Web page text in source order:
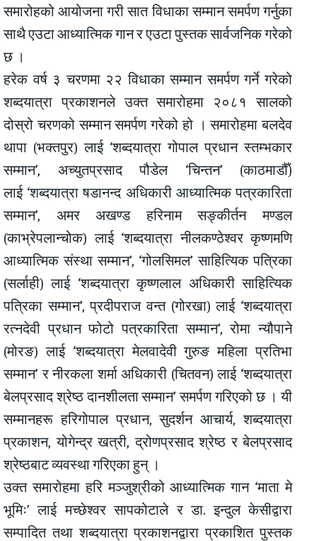
समारोहको आयोजना गरी सात विधाका सम्मान समर्पण गर्नुका
साथै एउटा आध्यात्मिक गान र एउटा पुस्तक सार्वजनिक गरेको
छ ।
हरेक वर्ष ३ चरणमा २२ विधाका सम्मान समर्पण गर्ने गरेको
शब्दयात्रा प्रकाशनले उक्त समारोहमा २०८१ सालको
दोस्रो चरणको सम्मान समर्पण गरेको हो । समारोहमा बलदेव
थापा (भक्तपुर) लाई ‘शब्दयात्रा गोपाल प्रधान स्तम्भकार
सम्मान’, अच्युतप्रसाद पौडेल ‘चिन्तन’ (काठमाडौँ)
लाई ‘शब्दयात्रा षडानन्द अधिकारी आध्यात्मिक पत्रकारिता
सम्मान’, अमर अखण्ड हरिनाम सङ्कीर्तन मण्डल
(काभ्रेपलान्चोक) लाई ‘शब्दयात्रा नीलकण्ठेश्वर कृष्णमणि
आध्यात्मिक संस्था सम्मान’, ‘गोलसिमल’ साहित्यिक पत्रिका
(सर्लाही) लाई ‘शब्दयात्रा कृष्णलाल अधिकारी साहित्यिक
पत्रिका सम्मान’, प्रदीपराज वन्त (गोरखा) लाई ‘शब्दयात्रा
रत्नदेवी प्रधान फोटो पत्रकारिता सम्मान’, रोमा न्यौपाने
(मोरङ) लाई ‘शब्दयात्रा मेलवादेवी गुरुङ महिला प्रतिभा
सम्मान’ र नीरकला शर्मा अधिकारी (चितवन) लाई ‘शब्दयात्रा
बेलप्रसाद श्रेष्ठ दानशीलता सम्मान’ समर्पण गरिएको छ । यी
सम्मानहरू हरिगोपाल प्रधान, सुदर्शन आचार्य, शब्दयात्रा
प्रकाशन, योगेन्द्र खत्री, द्रोणप्रसाद श्रेष्ठ र बेलप्रसाद
श्रेष्ठबाट व्यवस्था गरिएका हुन् ।
उक्त समारोहमा हरि मञ्जुश्रीको आध्यात्मिक गान ‘माता मे
भूमिः’ लाई मच्छेश्वर सापकोटाले र डा. इन्दुल केसीद्वारा
सम्पादित तथा शब्दयात्रा प्रकाशनद्वारा प्रकाशित पुस्तक